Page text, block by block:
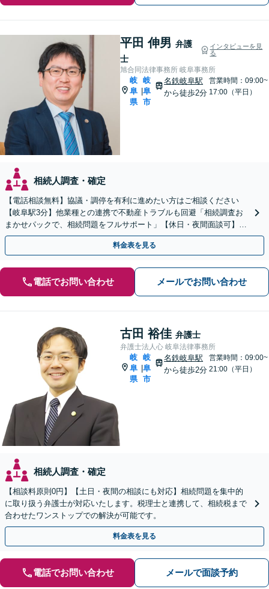
平田 伸男 弁護
士
インタビューを見
る
旭合同法律事務所 岐阜事務所
岐
阜
県
|
岐
阜
市
名鉄岐阜駅
から徒歩2分
営業時間：09:00~
17:00（平日）
相続人調査・確定
【電話相談無料】協議・調停を有利に進めたい方はご相談ください
【岐阜駅3分】他業種との連携で不動産トラブルも回避「相続調査お
まかせパックで、相続問題をフルサポート」【休日・夜間面談可】
【電話相談・ビデオ面談あり】【完全個室対応】
料金表を見る
電話でお問い合わせ メールでお問い合わせ
古田 裕佳 弁護士
弁護士法人心 岐阜法律事務所
岐
阜
県
|
岐
阜
市
名鉄岐阜駅
から徒歩2分
営業時間：09:00~
21:00（平日）
相続人調査・確定
【相談料原則0円】【土日・夜間の相談にも対応】相続問題を集中的
に取り扱う弁護士が対応いたします。税理士と連携して、相続税まで
合わせたワンストップでの解決が可能です。
料金表を見る
電話でお問い合わせ メールで面談予約